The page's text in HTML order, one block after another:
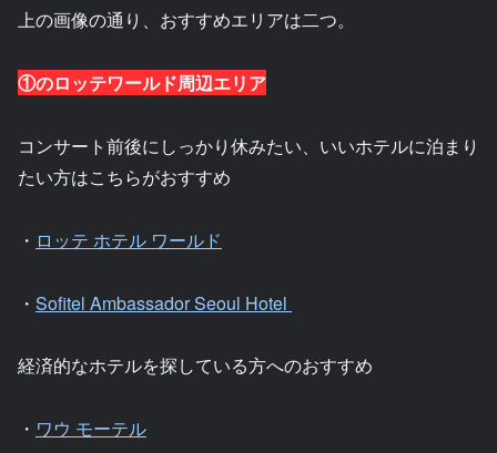
上の画像の通り、おすすめエリアは二つ。
①のロッテワールド周辺エリア
コンサート前後にしっかり休みたい、いいホテルに泊まり
たい方はこちらがおすすめ
・ ロッテ ホテル ワールド
・ Sofitel Ambassador Seoul Hotel
経済的なホテルを探している方へのおすすめ
・ ワウ モーテル